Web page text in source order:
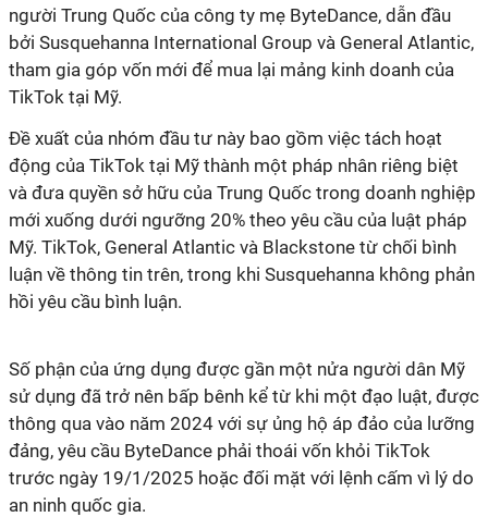
người Trung Quốc của công ty mẹ ByteDance, dẫn đầu
bởi Susquehanna International Group và General Atlantic,
tham gia góp vốn mới để mua lại mảng kinh doanh của
TikTok tại Mỹ.
Đề xuất của nhóm đầu tư này bao gồm việc tách hoạt
động của TikTok tại Mỹ thành một pháp nhân riêng biệt
và đưa quyền sở hữu của Trung Quốc trong doanh nghiệp
mới xuống dưới ngưỡng 20% theo yêu cầu của luật pháp
Mỹ. TikTok, General Atlantic và Blackstone từ chối bình
luận về thông tin trên, trong khi Susquehanna không phản
hồi yêu cầu bình luận.
Số phận của ứng dụng được gần một nửa người dân Mỹ
sử dụng đã trở nên bấp bênh kể từ khi một đạo luật, được
thông qua vào năm 2024 với sự ủng hộ áp đảo của lưỡng
đảng, yêu cầu ByteDance phải thoái vốn khỏi TikTok
trước ngày 19/1/2025 hoặc đối mặt với lệnh cấm vì lý do
an ninh quốc gia.